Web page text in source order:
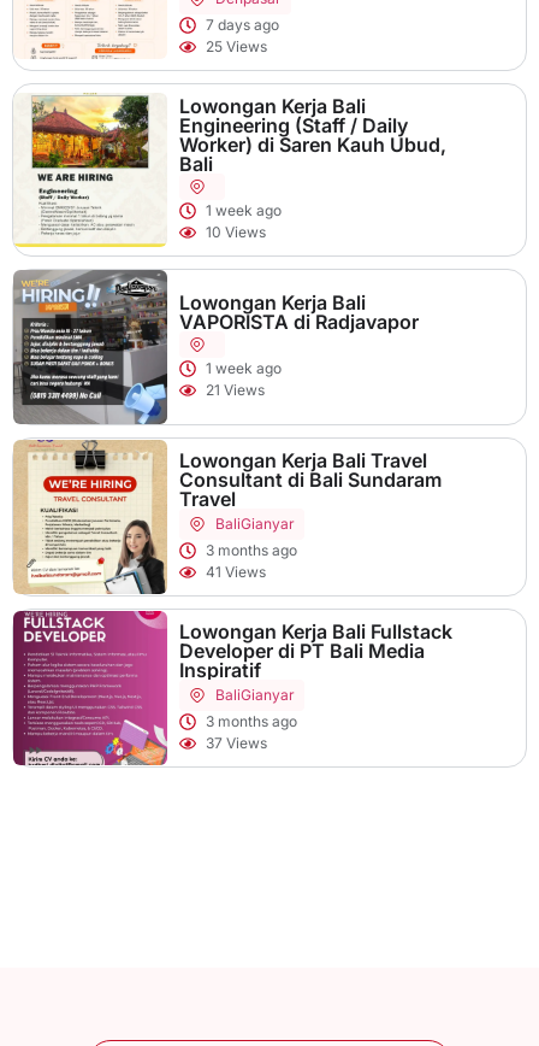
7 days ago
25 Views
Lowongan Kerja Bali
Engineering (Staff / Daily
Worker) di Saren Kauh Ubud,
Bali
1 week ago
10 Views
Lowongan Kerja Bali
VAPORISTA di Radjavapor
1 week ago
21 Views
Lowongan Kerja Bali Travel
Consultant di Bali Sundaram
Travel
BaliGianyar
3 months ago
41 Views
Lowongan Kerja Bali Fullstack
Developer di PT Bali Media
Inspiratif
BaliGianyar
3 months ago
37 Views